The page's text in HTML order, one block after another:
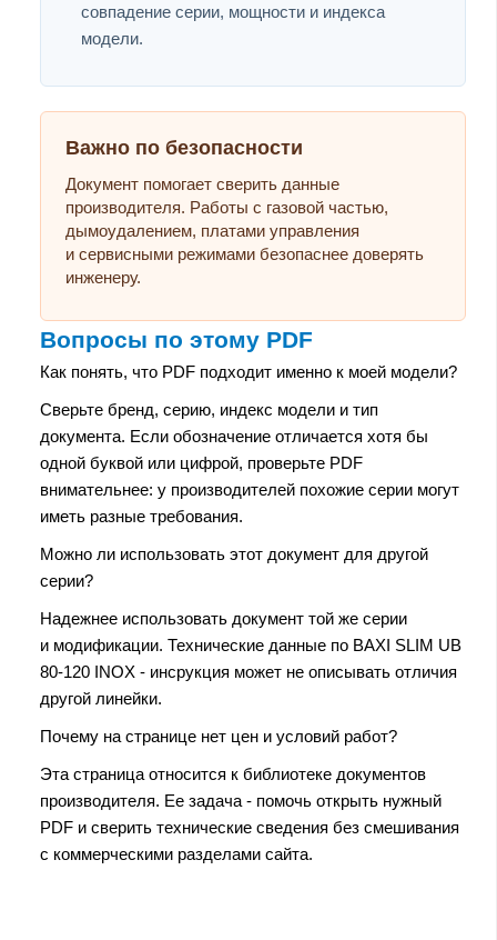
совпадение серии, мощности и индекса
модели.
Важно по безопасности
Документ помогает сверить данные
производителя. Работы с газовой частью,
дымоудалением, платами управления
и сервисными режимами безопаснее доверять
инженеру.
Вопросы по этому PDF
Как понять, что PDF подходит именно к моей модели?
Сверьте бренд, серию, индекс модели и тип
документа. Если обозначение отличается хотя бы
одной буквой или цифрой, проверьте PDF
внимательнее: у производителей похожие серии могут
иметь разные требования.
Можно ли использовать этот документ для другой
серии?
Надежнее использовать документ той же серии
и модификации. Технические данные по BAXI SLIM UB
80-120 INOX - инсрукция может не описывать отличия
другой линейки.
Почему на странице нет цен и условий работ?
Эта страница относится к библиотеке документов
производителя. Ее задача - помочь открыть нужный
PDF и сверить технические сведения без смешивания
с коммерческими разделами сайта.